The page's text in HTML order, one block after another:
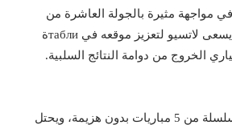
في مواجهة مثيرة بالجولة العاشرة من
الدوري الإيطالي، حيث يسعى لاتسيو لتعزيز موقعه في таблиة
الخروج من دوامة النتائج السلبية.
يأتي للمباراة بسلسلة من 5 مباريات بدون هزيمة، ويحتل